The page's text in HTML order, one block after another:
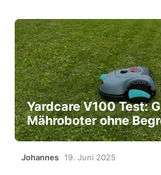
Yardcare V100 Test:
Mähroboter ohne
Johannes 19. Juni 2025